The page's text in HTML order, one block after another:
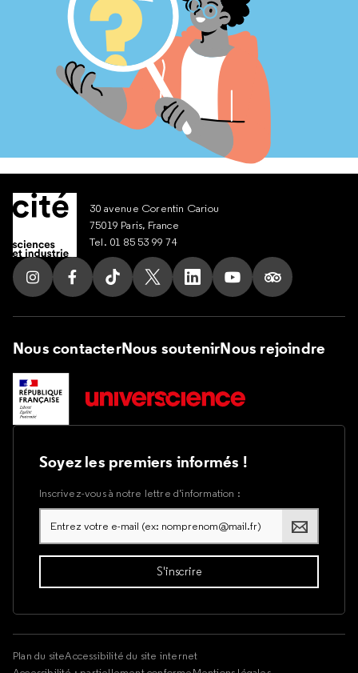
30 avenue Corentin Cariou
75019 Paris, France
Tel. 01 85 53 99 74
Suivez nous sur Instagram
Suivez nous sur Facebook
Suivez nous sur Tik Tok
Suivez nous sur X
Suivez nous sur LinkedIn
Suivez nous sur
Suivez nous
Nous contacterNous soutenirNous rejoindre
Soyez les premiers informés !
Inscrivez-vous à notre lettre d’information :
Plan du siteAccessibilité du site internet